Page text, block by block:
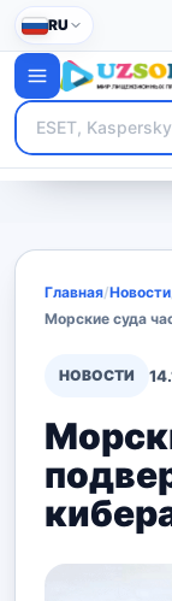
RU
Главная/Новости
Морские суда
НОВОСТИ